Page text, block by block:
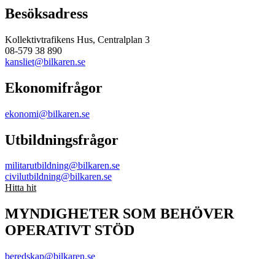
Besöksadress
Kollektivtrafikens Hus, Centralplan 3
08-579 38 890
kansliet@bilkaren.se
Ekonomifrågor
ekonomi@bilkaren.se
Utbildningsfrågor
militarutbildning@bilkaren.se
civilutbildning@bilkaren.se
Hitta hit
MYNDIGHETER SOM BEHÖVER
OPERATIVT STÖD
beredskap@bilkaren.se